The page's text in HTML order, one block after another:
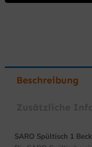
Beschreibung
SARO Spültisch 1